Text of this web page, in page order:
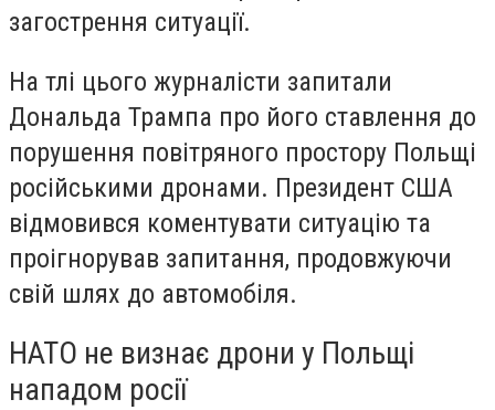
загострення ситуації.
На тлі цього журналісти запитали
Дональда Трампа про його ставлення до
порушення повітряного простору Польщі
російськими дронами. Президент США
відмовився коментувати ситуацію та
проігнорував запитання, продовжуючи
свій шлях до автомобіля.
НАТО не визнає дрони у Польщі
нападом росії